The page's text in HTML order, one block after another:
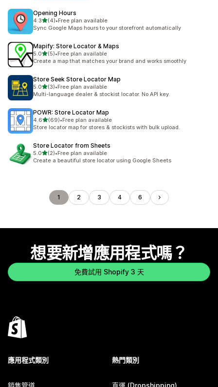
Opening Hours
4.3滿分 5 顆星
(4)
共有 4 則評價
•Free plan available
Sync Google Maps hours to your storefront automatically
Mapify: Store Locator & Maps
5.0滿分 5 顆星
(5)
共有 5 則評價
•Free plan available
Create a map that matches your brand and works smoothly
Store Seek Store Locator Map
5.0滿分 5 顆星
(3)
共有 3 則評價
•Free plan available
Multi-language dealer & stockist locator. No API key.
POWR: Store Locator Map
4.6滿分 5 顆星
(69)
共有 69 則評價
•Free plan available
Store locator map for stores & stockists with bulk upload.
Store Locator from Sheets
5.0滿分 5 顆星
(2)
共有 2 則評價
•Free plan available
Create a beautiful store locator using Google Sheets
1 2 3 4 6
想要新增應用程式嗎？
免費試用 Shopify 3 天
應用程式類別
銷售管道
熱門類別
直運 (Dropshipping)